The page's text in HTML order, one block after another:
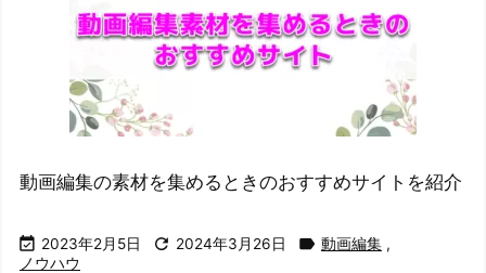
動画編集の素材を集めるときのおすすめサイトを紹介
 2023年2月5日  2024年3月26日  動画編集 ,
ノウハウ